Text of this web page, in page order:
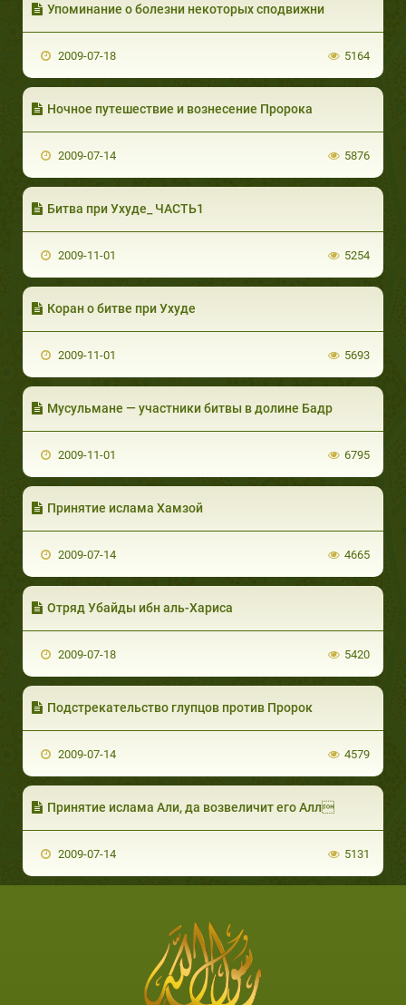
Упоминание о болезни некоторых сподвижни
2009-07-18 5164
Ночное путешествие и вознесение Пророка
2009-07-14 5876
Битва при Ухуде_ ЧАСТЬ1
2009-11-01 5254
Коран о битве при Ухуде
2009-11-01 5693
Мусульмане — участники битвы в долине Бадр
2009-11-01 6795
Принятие ислама Хамзой
2009-07-14 4665
Отряд Убайды ибн аль-Хариса
2009-07-18 5420
Подстрекательство глупцов против Пророк
2009-07-14 4579
Принятие ислама Али, да возвеличит его Алл
2009-07-14 5131